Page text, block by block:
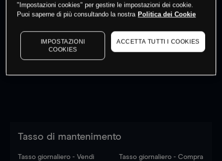
I prezzi sono solo indicativi. Accediper vedere gli ultimi
dati di mercato
to see latest market data
Tasso di mantenimento
Tasso giornaliero - Vendi Tasso giornaliero - Compra
"Impostazioni cookies" per gestire le impostazioni dei cookie.
Puoi saperne di più consultando la nostra Politica dei Cookie
IMPOSTAZIONI
COOKIES
ACCETTA TUTTI I COOKIES